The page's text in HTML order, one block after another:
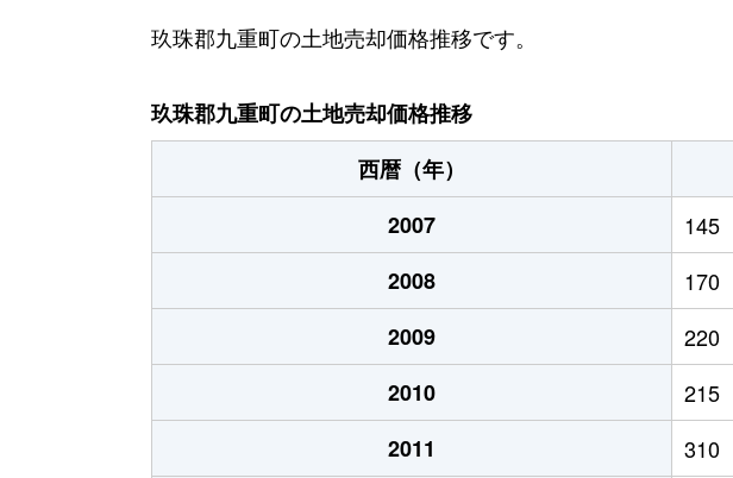
玖珠郡九重町の土地売却価格推移です。
玖珠郡九重町の土地売却価格推移
西暦（年）
2007
145
2008
170
2009
220
2010
215
2011
310